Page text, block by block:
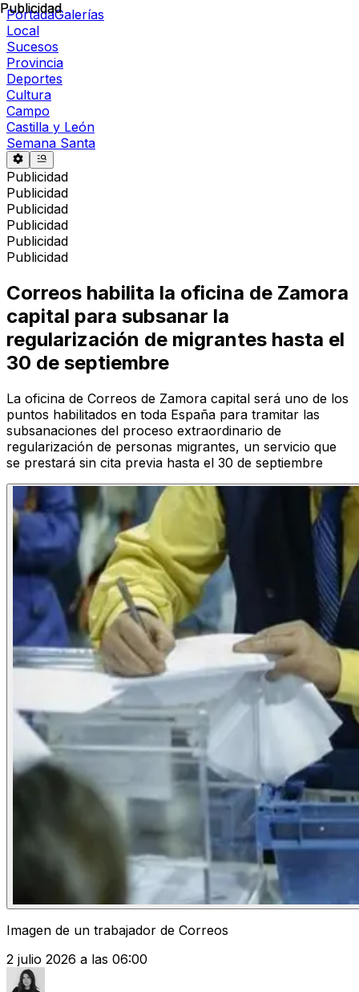
PortadaGalerías
Local
Sucesos
Provincia
Deportes
Cultura
Campo
Castilla y León
Semana Santa
Publicidad
Publicidad
Publicidad
Publicidad
Publicidad
Publicidad
Publicidad
Correos habilita la oficina de Zamora
capital para subsanar la
regularización de migrantes hasta el
30 de septiembre
La oficina de Correos de Zamora capital será uno de los
puntos habilitados en toda España para tramitar las
subsanaciones del proceso extraordinario de
regularización de personas migrantes, un servicio que
se prestará sin cita previa hasta el 30 de septiembre
Imagen de un trabajador de Correos
2 julio 2026 a las 06:00
Publicidad